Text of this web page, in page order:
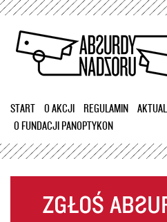
Przejdź
treści
START O AKCJI REGULAMIN
O FUNDACJI PANOPTYKON